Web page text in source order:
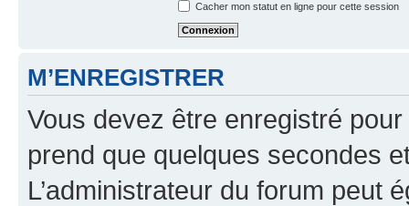
Cacher mon statut en ligne pour cette session
M’ENREGISTRER
Vous devez être enregistré
prend que quelques secondes
L’administrateur du forum peut